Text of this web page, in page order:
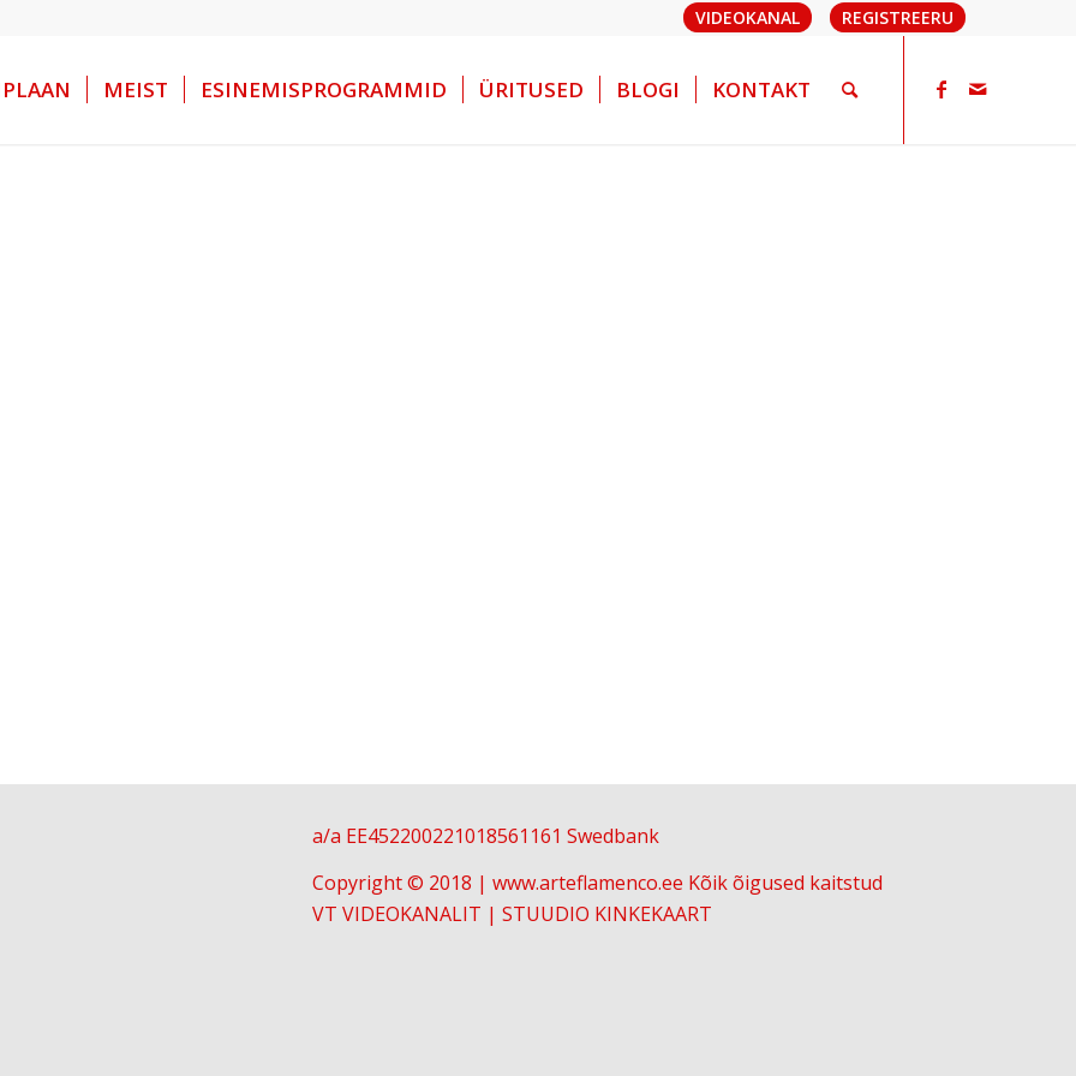
VIDEOKANAL REGISTREERU
MEIST ESINEMISPROGRAMMID ÜRITUSED BLOGI KONTAKT
a/a EE452200221018561161 Swedbank
Copyright © 2018 | www.arteflamenco.ee Kõik õigused kaitstud
VT VIDEOKANALIT |STUUDIO KINKEKAART